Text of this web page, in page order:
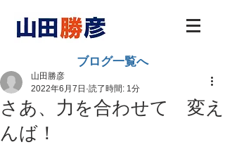
ブログ一覧へ
さあ、力を合わせて 変え
んば！
山田勝彦
2022年6月7日 読了時間: 1分